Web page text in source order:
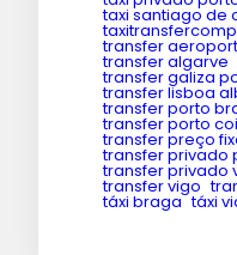
taxi santiago de
transfer
transfer algarve
transfer galiza
transfer lisboa
transfer porto
transfer porto
transfer preço
transfer privado
transfer privado
transfer vigo
táxi braga táxi